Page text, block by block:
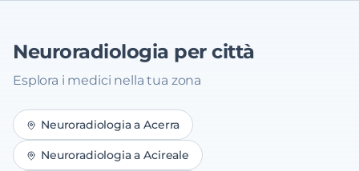
Neuroradiologia per città
Esplora i medici nella tua zona
NeuroradiologiaaAcerra
NeuroradiologiaaAcireale